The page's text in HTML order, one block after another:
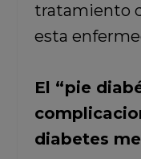
tratamiento
esta
El “pie
diabetes